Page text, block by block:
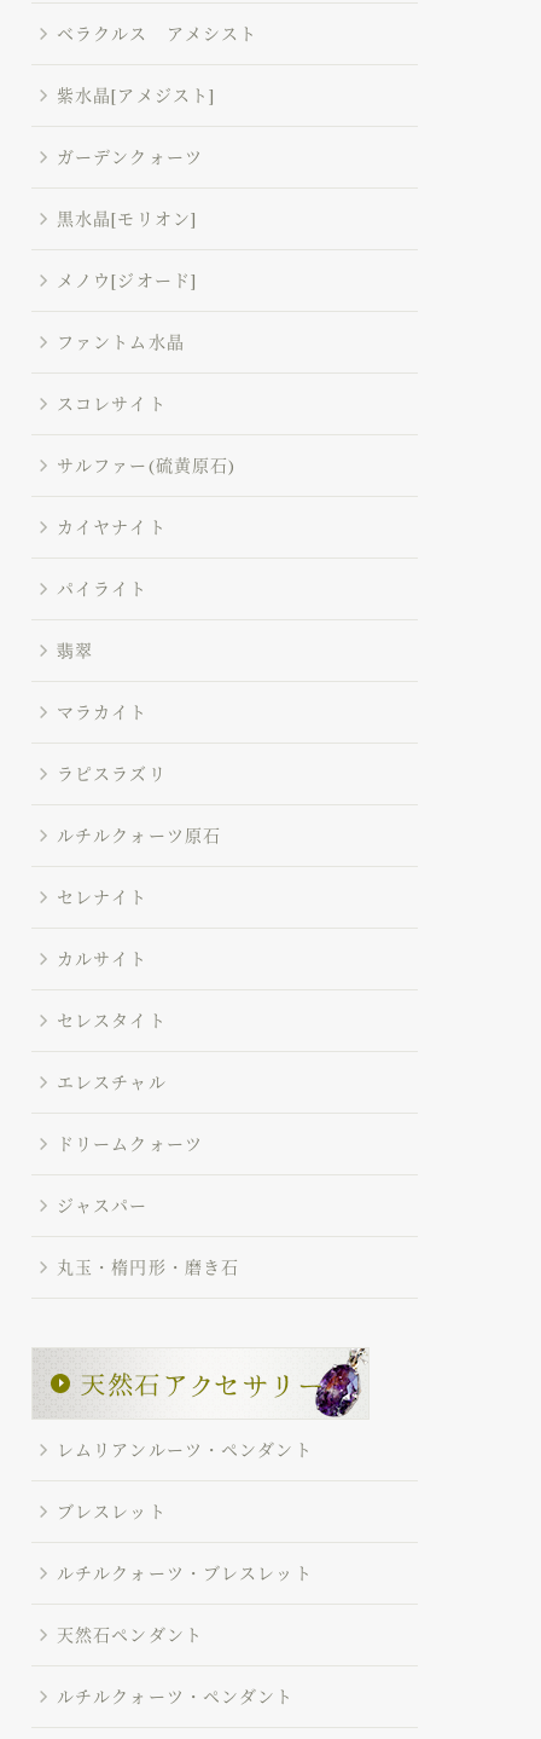
ベラクルス アメシスト
紫水晶[アメジスト]
ガーデンクォーツ
黒水晶[モリオン]
メノウ[ジオード]
ファントム水晶
スコレサイト
サルファー(硫黄原石)
カイヤナイト
パイライト
翡翠
マラカイト
ラピスラズリ
ルチルクォーツ原石
セレナイト
カルサイト
セレスタイト
エレスチャル
ドリームクォーツ
ジャスパー
丸玉・楕円形・磨き石
レムリアンルーツ・ペンダント
ブレスレット
ルチルクォーツ・ブレスレット
天然石ペンダント
ルチルクォーツ・ペンダント